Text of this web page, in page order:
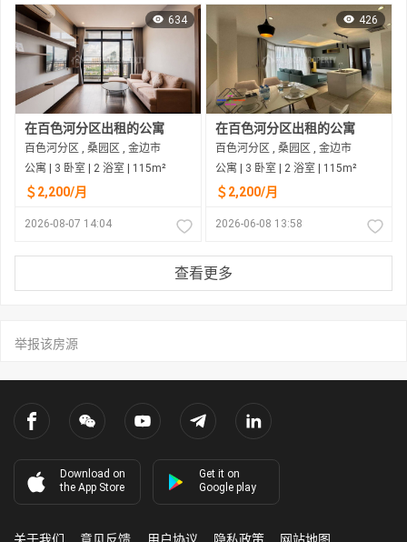
634
在百色河分区出租的公寓
百色河分区 , 桑园区 , 金边市
公寓 | 3 卧室 | 2 浴室 | 115m²
＄2,200/月
2026-08-07 14:04
426
在百色河分区出租的公寓
百色河分区 , 桑园区 , 金边市
公寓 | 3 卧室 | 2 浴室 | 115m²
＄2,200/月
2026-06-08 13:58
查看更多
举报该房源
Download on
the App Store
Get it on
Google play